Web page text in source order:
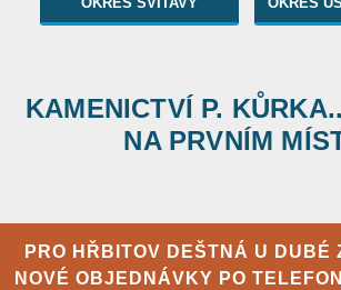
KAMENICTVÍ P.
NA PRVNÍM
PRO HŘBITOV DEŠTNÁ U DUBÉ
NOVÉ OBJEDNÁVKY PO